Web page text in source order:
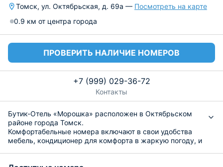
Томск, ул. Октябрьская, д. 69а — Посмотреть на карте
0.9 км от центра города
ПРОВЕРИТЬ НАЛИЧИЕ НОМЕРОВ
+7 (999) 029-36-72
Контакты
Бутик-Отель «Морошка» расположен в Октябрьском
районе города Томск.
Комфортабельные номера включают в свои удобства
мебель, кондиционер для комфорта в жаркую погоду, и